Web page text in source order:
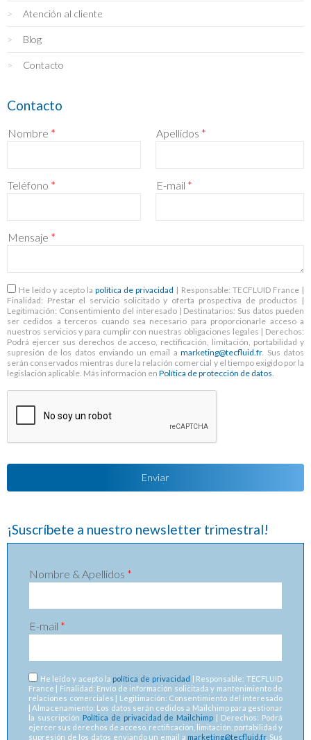
Atención al cliente
Blog
Contacto
Contacto
Nombre * Apellidos *
Teléfono * E-mail *
Mensaje *
RGPD *
He leído y acepto la política de privacidad | Responsable: TECFLUID France |
Finalidad: Prestar el servicio solicitado y oferta prospectiva de productos |
Legitimación: Consentimiento del interesado | Destinatarios: Sus datos pueden
ser cedidos a terceros cuando sea necesario para proporcionarle acceso a
nuestros servicios y para cumplir con nuestras obligaciones legales | Derechos:
Podrá ejercer sus derechos de acceso, rectificación, limitación, portabilidad y
supresión de los datos enviando un email a marketing@tecfluid.fr. Sus datos
serán conservados mientras dure la relación comercial y el tiempo exigido por la
legislación aplicable. Más información en Política de protección de datos.
¡Suscríbete a nuestro newsletter trimestral!
Nombre & Apellidos *
E-mail *
RGPD *
He leído y acepto la política de privacidad | Responsable: TECFLUID
France | Finalidad: Envío de información solicitada y mantenimiento de
relaciones comerciales | Legitimación: Consentimiento del interesado
| Almacenamiento: Los datos serán cedidos a Mailchimp para gestionar
la suscripción Política de privacidad de Mailchimp | Derechos: Podrá
ejercer sus derechos de acceso, rectificación, limitación, portabilidad y
supresión de los datos enviando un email a marketing@tecfluid.fr. Sus